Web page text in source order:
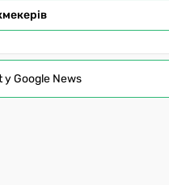
Google News